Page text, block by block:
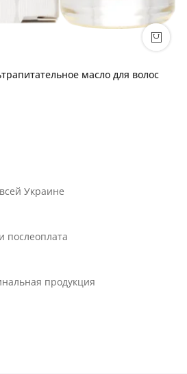
масло для волос
Украине
послеоплата
продукция